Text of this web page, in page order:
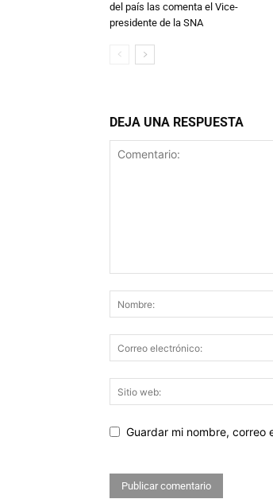
del país las comenta el Vice-
presidente de la SNA
DEJA UNA RESPUESTA
Guardar mi nombre, correo